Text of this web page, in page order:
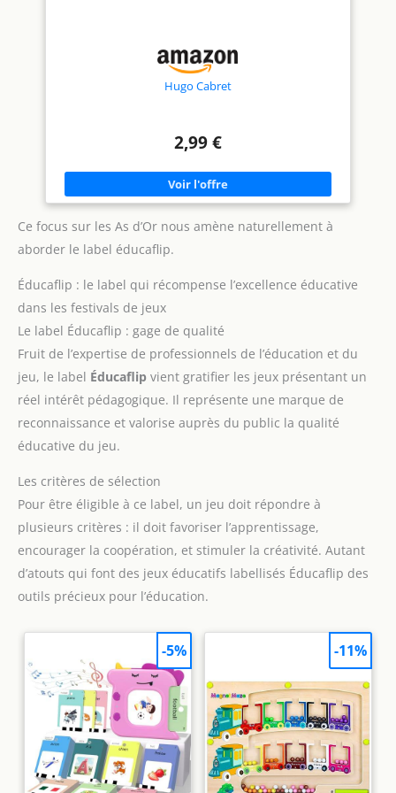
solo. Le jeu ne prend que 15
minutes. Tellement amusant,
les enfants voudront jouerHugo Cabret
2,99 €
Ce focus sur les As d’Or nous amène naturellement à
aborder le label éducaflip.
Éducaflip : le label qui récompense l’excellence éducative
dans les festivals de jeux
Le label Éducaflip : gage de qualité
Fruit de l’expertise de professionnels de l’éducation et du
jeu, le label Éducaflip vient gratifier les jeux présentant un
réel intérêt pédagogique. Il représente une marque de
reconnaissance et valorise auprès du public la qualité
éducative du jeu.
Les critères de sélection
Pour être éligible à ce label, un jeu doit répondre à
plusieurs critères : il doit favoriser l’apprentissage,
encourager la coopération, et stimuler la créativité. Autant
d’atouts qui font des jeux éducatifs labellisés Éducaflip des
outils précieux pour l’éducation.
-5% -11%